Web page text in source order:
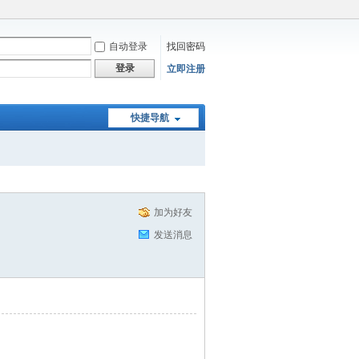
自动登录
找回密码
登录
立即注册
快捷导航
加为好友
发送消息